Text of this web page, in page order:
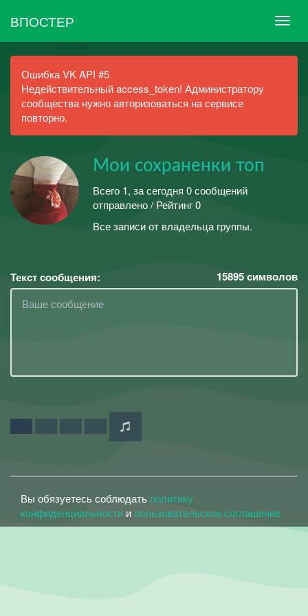
ВПОСТЕР
Ошибка VK API #5
Недействительный access_token! Администратору
сообщества нужно авторизоваться на сервисе
повторно.
Мои сохраненки топ
Всего 1, за сегодня 0 сообщений
отправлено / Рейтинг 0
Все записи от владельца группы.
Текст сообщения: 15895символов
Вы обязуетесь соблюдать политику
конфиденциальности и пользовательское соглашение